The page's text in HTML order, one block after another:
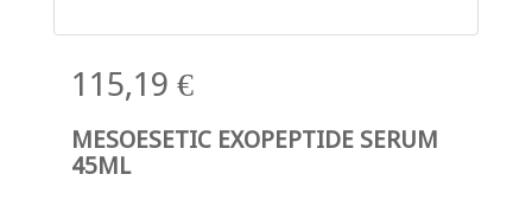
115,19 €
MESOESETIC EXOPEPTIDE SERUM
45ML